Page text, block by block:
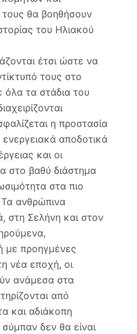
τους θα βοηθήσουν
του Ηλιακού
έτσι ώστε να
τους στο
όλα τα στάδια του
η προστασία
αποδοτικά
και οι
στο βαθύ διάστημα
στα πιο
ανθρώπινα
στη Σελήνη και στον
με προηγμένες
νέα εποχή, οι
ανάμεσα στα
από
και αδιάκοπη
δεν θα είναι